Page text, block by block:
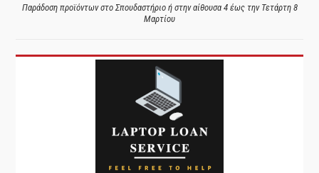
Παράδοση προϊόντων στο Σπουδαστήριο ή στην αίθουσα 4 έως την Τετάρτη 8
Μαρτίου